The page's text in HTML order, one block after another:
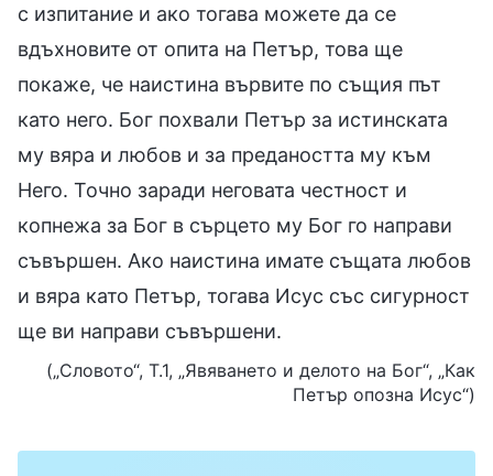
с изпитание и ако тогава можете да се
вдъхновите от опита на Петър, това ще
покаже, че наистина вървите по същия път
като него. Бог похвали Петър за истинската
му вяра и любов и за предаността му към
Него. Точно заради неговата честност и
копнежа за Бог в сърцето му Бог го направи
съвършен. Ако наистина имате същата любов
и вяра като Петър, тогава Исус със сигурност
ще ви направи съвършени.
(„Словото“, Т.1, „Явяването и делото на Бог“, „Как
Петър опозна Исус“)